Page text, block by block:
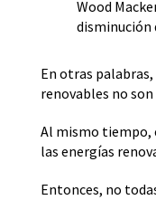
Wood
disminución
En otras
renovables no
Al mismo tiempo,
las energías
Entonces, no